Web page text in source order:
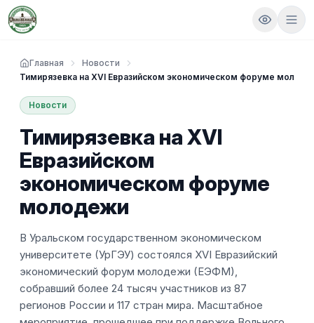
Главная
Новости
Тимирязевка на XVI Евразийском экономическом форуме
Новости
Тимирязевка на XVI
Евразийском
экономическом форуме
молодежи
В Уральском государственном экономическом
университете (УрГЭУ) состоялся XVI Евразийский
экономический форум молодежи (ЕЭФМ),
собравший более 24 тысяч участников из 87
регионов России и 117 стран мира. Масштабное